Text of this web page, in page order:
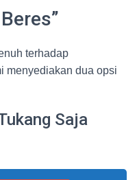
terhadap
menyediakan dua opsi
Saja